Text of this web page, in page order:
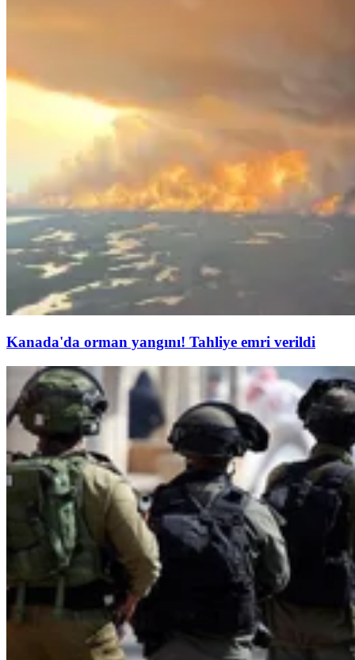
Kanada'da orman yangını! Tahliye emri verildi